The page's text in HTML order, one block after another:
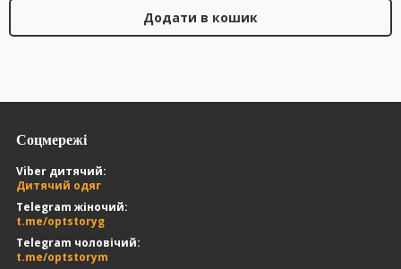
Додати в кошик
Соцмережі
Viber дитячий:
Дитячий одяг
Telegram жіночий:
t.me/optstoryg
Telegram чоловічий:
t.me/optstorym